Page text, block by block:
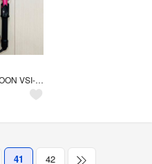
VIDAL SASSOON VSI-1904/PJ カールアイロン19mm
41 42